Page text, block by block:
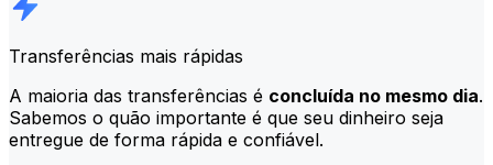
Transferências mais rápidas
A maioria das transferências é concluída no mesmo dia.
Sabemos o quão importante é que seu dinheiro seja
entregue de forma rápida e confiável.